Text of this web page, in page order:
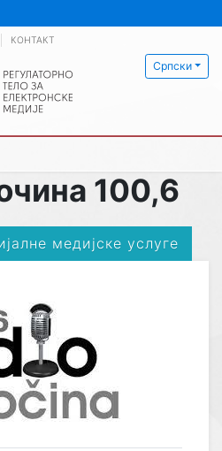
Српски
КОНТАКТ
100,6
медијске услуге